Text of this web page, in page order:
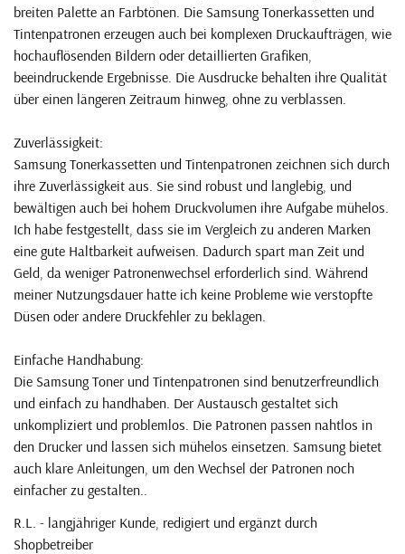
breiten Palette an Farbtönen. Die Samsung Tonerkassetten und
Tintenpatronen erzeugen auch bei komplexen Druckaufträgen, wie
hochauflösenden Bildern oder detaillierten Grafiken,
beeindruckende Ergebnisse. Die Ausdrucke behalten ihre Qualität
über einen längeren Zeitraum hinweg, ohne zu verblassen.
Zuverlässigkeit:
Samsung Tonerkassetten und Tintenpatronen zeichnen sich durch
ihre Zuverlässigkeit aus. Sie sind robust und langlebig, und
bewältigen auch bei hohem Druckvolumen ihre Aufgabe mühelos.
Ich habe festgestellt, dass sie im Vergleich zu anderen Marken
eine gute Haltbarkeit aufweisen. Dadurch spart man Zeit und
Geld, da weniger Patronenwechsel erforderlich sind. Während
meiner Nutzungsdauer hatte ich keine Probleme wie verstopfte
Düsen oder andere Druckfehler zu beklagen.
Einfache Handhabung:
Die Samsung Toner und Tintenpatronen sind benutzerfreundlich
und einfach zu handhaben. Der Austausch gestaltet sich
unkompliziert und problemlos. Die Patronen passen nahtlos in
den Drucker und lassen sich mühelos einsetzen. Samsung bietet
auch klare Anleitungen, um den Wechsel der Patronen noch
einfacher zu gestalten..
R.L. - langjähriger Kunde, redigiert und ergänzt durch
Shopbetreiber